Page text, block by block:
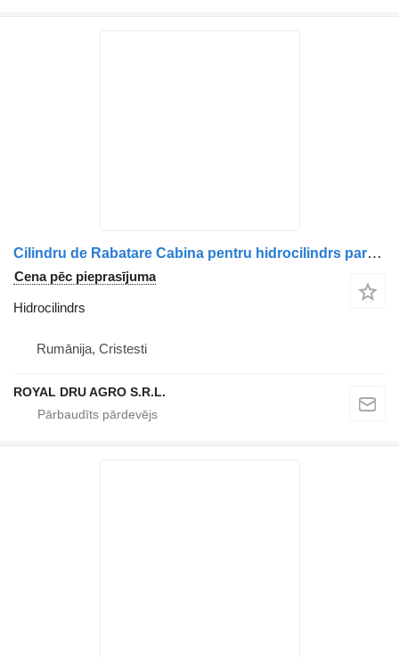
Cilindru de Rabatare Cabina pentru hidrocilindrs paredzēts Volvo – Coduri 3198842, 20922303, 20922308 kravas automašīnas
Cena pēc pieprasījuma
Hidrocilindrs
Rumānija, Cristesti
ROYAL DRU AGRO S.R.L.